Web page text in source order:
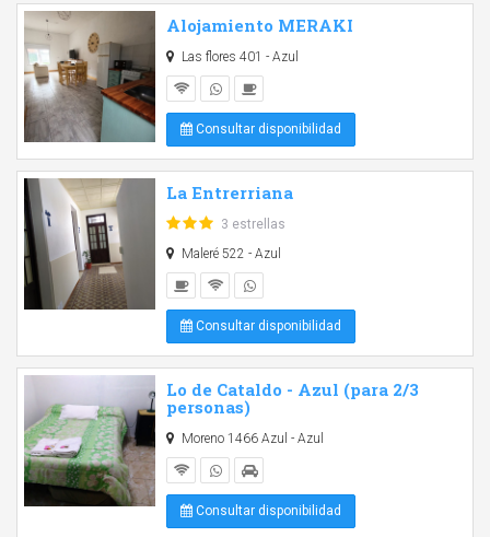
Alojamiento MERAKI
Las flores 401 - Azul
Consultar disponibilidad
La Entrerriana
3 estrellas
Maleré 522 - Azul
Consultar disponibilidad
Lo de Cataldo - Azul (para 2/3
personas)
Moreno 1466 Azul - Azul
Consultar disponibilidad